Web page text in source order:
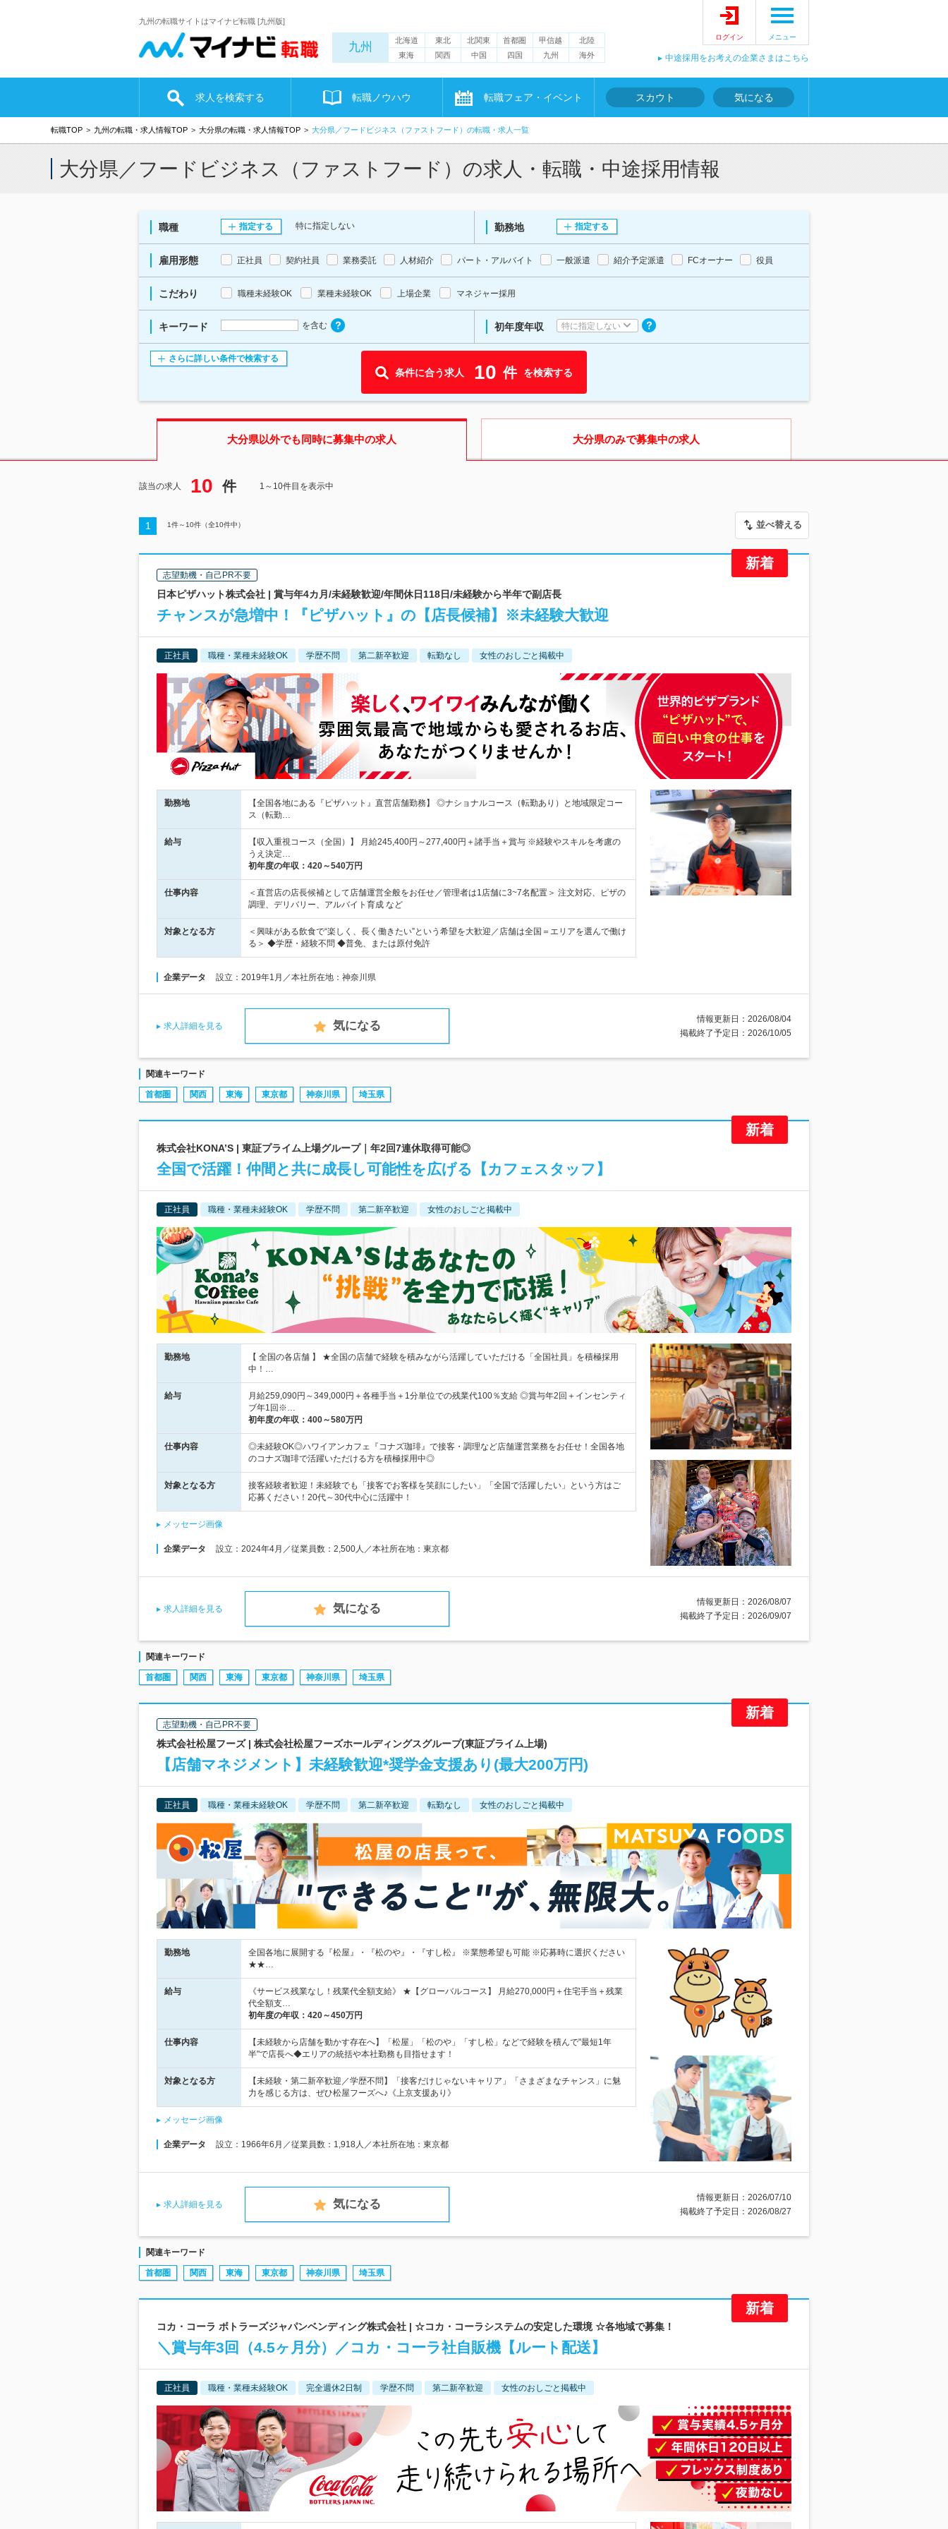
九州の転職サイトはマイナビ転職 [九州版]
九州 北海道 東北 北関東 首都圏 甲信越
北陸
東海
関西 中国 四国 九州 海外
ログイン メニュー
中途採用をお考えの企業さまはこちら
求人を検索する 転職ノウハウ 転職フェア・イベント スカウト 気になる
転職TOP 九州の転職・求人情報TOP 大分県の転職・求人情報TOP 大分県／フードビジネス（ファストフード）の転職・求人一覧
大分県／フードビジネス（ファストフード）の求人・転職・中途採用情報
職種 指定する 特に指定しない 勤務地 指定する
雇用形態 正社員 契約社員 業務委託 人材紹介 パート・アルバイト 一般派遣 紹介予定派遣 FCオーナー 役員
こだわり 職種未経験OK 業種未経験OK 上場企業 マネジャー採用
キーワード を含む 初年度年収 特に指定しない
さらに詳しい条件で検索する
条件に合う求人 10 件 を検索する
大分県以外でも同時に募集中の求人 大分県のみで募集中の求人
該当の求人 10 件 1～10件目を表示中
1 1件～ 10件（全10件中） 並べ替える
志望動機・自己PR不要
日本ピザハット株式会社 | 賞与年4カ月/未経験歓迎/年間休日118日/未経験から半年で副店長
チャンスが急増中！『ピザハット』の【店長候補】※未経験大歓迎
正社員 職種・業種未経験OK 学歴不問 第二新卒歓迎 転勤なし 女性のおしごと掲載中
勤務地
【全国各地にある『ピザハット』直営店舗勤務】 ◎ナショナルコース（転勤あり）と地域限定コー
ス（転勤…
給与
【収入重視コース（全国）】 月給245,400円～277,400円＋諸手当＋賞与 ※経験やスキルを考慮の
うえ決定…
初年度の年収： 420～540万円
仕事内容
＜直営店の店長候補として店舗運営全般をお任せ／管理者は1店舗に3~7名配置＞ 注文対応、ピザの
調理、デリバリー、アルバイト育成 など
対象となる方
＜興味がある飲食で“楽しく、長く働きたい”という希望を大歓迎／店舗は全国＝エリアを選んで働け
る＞ ◆学歴・経験不問 ◆普免、または原付免許
企業データ 設立：2019年1月／本社所在地：神奈川県
求人詳細を見る 気になる
情報更新日：2026/08/04
掲載終了予定日：2026/10/05
関連キーワード
首都圏 関西 東海 東京都 神奈川県 埼玉県
株式会社KONA’S | 東証プライム上場グループ｜年2回7連休取得可能◎
全国で活躍！仲間と共に成長し可能性を広げる【カフェスタッフ】
正社員 職種・業種未経験OK 学歴不問 第二新卒歓迎 女性のおしごと掲載中
勤務地
【 全国の各店舗 】 ★全国の店舗で経験を積みながら活躍していただける「全国社員」を積極採用
中！…
給与
月給259,090円～349,000円＋各種手当＋1分単位での残業代100％支給 ◎賞与年2回＋インセンティ
ブ年1回※…
初年度の年収： 400～580万円
仕事内容
◎未経験OK◎ハワイアンカフェ『コナズ珈琲』で接客・調理など店舗運営業務をお任せ！全国各地
のコナズ珈琲で活躍いただける方を積極採用中◎
対象となる方
接客経験者歓迎！未経験でも「接客でお客様を笑顔にしたい」「全国で活躍したい」という方はご
応募ください！20代～30代中心に活躍中！
メッセージ画像
企業データ 設立：2024年4月／従業員数：2,500人／本社所在地：東京都
求人詳細を見る 気になる
情報更新日：2026/08/07
掲載終了予定日：2026/09/07
関連キーワード
首都圏 関西 東海 東京都 神奈川県 埼玉県
志望動機・自己PR不要
株式会社松屋フーズ | 株式会社松屋フーズホールディングスグループ(東証プライム上場)
【店舗マネジメント】未経験歓迎*奨学金支援あり(最大200万円)
正社員 職種・業種未経験OK 学歴不問 第二新卒歓迎 転勤なし 女性のおしごと掲載中
勤務地
全国各地に展開する『松屋』・『松のや』・『すし松』 ※業態希望も可能 ※応募時に選択ください
★★…
給与
《サービス残業なし！残業代全額支給》 ★【グローバルコース】 月給270,000円＋住宅手当＋残業
代全額支…
初年度の年収： 420～450万円
仕事内容
【未経験から店舗を動かす存在へ】「松屋」「松のや」「すし松」などで経験を積んで"最短1年
半"で店長へ◆エリアの統括や本社勤務も目指せます！
対象となる方
【未経験・第二新卒歓迎／学歴不問】「接客だけじゃないキャリア」「さまざまなチャンス」に魅
力を感じる方は、ぜひ松屋フーズへ♪《上京支援あり》
メッセージ画像
企業データ 設立：1966年6月／従業員数：1,918人／本社所在地：東京都
求人詳細を見る 気になる
情報更新日：2026/07/10
掲載終了予定日：2026/08/27
関連キーワード
首都圏 関西 東海 東京都 神奈川県 埼玉県
コカ・コーラ ボトラーズジャパンベンディング株式会社 | ☆コカ・コーラシステムの安定した環境 ☆各地域で募集！
＼賞与年3回（4.5ヶ月分）／コカ・コーラ社自販機【ルート配送】
正社員 職種・業種未経験OK 完全週休2日制 学歴不問 第二新卒歓迎 女性のおしごと掲載中